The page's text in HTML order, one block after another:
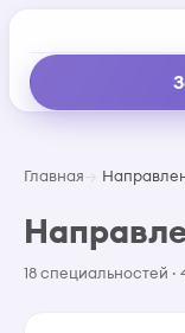
Главная
18 специальностей